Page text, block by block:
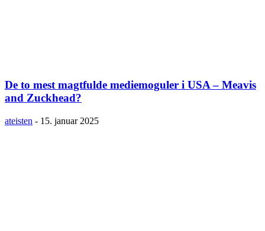
De to mest magtfulde mediemoguler i USA – Meavis
and Zuckhead?
ateisten - 15. januar 2025